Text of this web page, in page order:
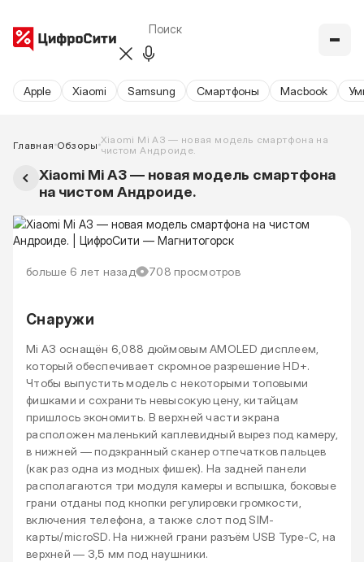
Apple Xiaomi Samsung Cмартфоны Macbook
Главная Обзоры Xiaomi Mi A3 — новая модель смартфона на
чистом Андроиде.
Xiaomi Mi A3 — новая модель смартфона
на чистом Андроиде.
больше 6 лет назад 708 просмотров
Снаружи
Mi A3 оснащён 6,088 дюймовым AMOLED дисплеем,
который обеспечивает скромное разрешение HD+.
Чтобы выпустить модель с некоторыми топовыми
фишками и сохранить невысокую цену, китайцам
пришлось экономить. В верхней части экрана
расположен маленький каплевидный вырез под камеру,
в нижней — подэкранный сканер отпечатков пальцев
(как раз одна из модных фишек). На задней панели
располагаются три модуля камеры и вспышка, боковые
грани отданы под кнопки регулировки громкости,
включения телефона, а также слот под SIM-
карты/microSD. На нижней грани разъём USB Type-C, на
верхней — 3,5 мм под наушники.